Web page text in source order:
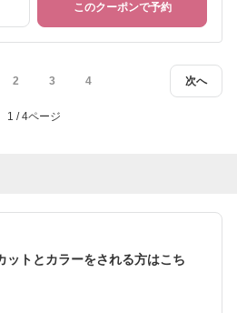
このクーポンで予約
次へ
2 3 4
1 / 4ページ
ットとカラーをされる方はこち